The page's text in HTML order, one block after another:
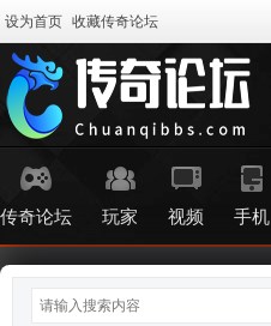
设为首页 收藏传奇论坛
传奇论坛 玩家 视频 手机